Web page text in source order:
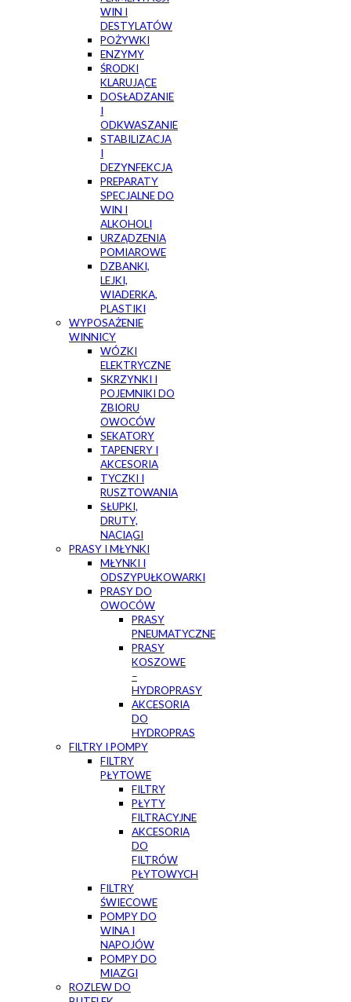
WIN I
DESTYLATÓW
POŻYWKI
ENZYMY
ŚRODKI
KLARUJĄCE
DOSŁADZANIE
I
ODKWASZANIE
STABILIZACJA
I
DEZYNFEKCJA
PREPARATY
SPECJALNE DO
WIN I
ALKOHOLI
URZĄDZENIA
POMIAROWE
DZBANKI,
LEJKI,
WIADERKA,
PLASTIKI
WYPOSAŻENIE
WINNICY
WÓZKI
ELEKTRYCZNE
SKRZYNKI I
POJEMNIKI DO
ZBIORU
OWOCÓW
SEKATORY
TAPENERY I
AKCESORIA
TYCZKI I
RUSZTOWANIA
SŁUPKI,
DRUTY,
NACIĄGI
PRASY I MŁYNKI
MŁYNKI I
ODSZYPUŁKOWARKI
PRASY DO
OWOCÓW
PRASY
PNEUMATYCZNE
PRASY
KOSZOWE
–
HYDROPRASY
AKCESORIA
DO
HYDROPRAS
FILTRY I POMPY
FILTRY
PŁYTOWE
FILTRY
PŁYTY
FILTRACYJNE
AKCESORIA
DO
FILTRÓW
PŁYTOWYCH
FILTRY
ŚWIECOWE
POMPY DO
WINA I
NAPOJÓW
POMPY DO
MIAZGI
ROZLEW DO